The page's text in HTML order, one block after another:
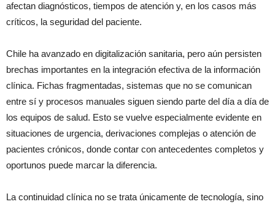
afectan diagnósticos, tiempos de atención y, en los casos más
críticos, la seguridad del paciente.
Chile ha avanzado en digitalización sanitaria, pero aún persisten
brechas importantes en la integración efectiva de la información
clínica. Fichas fragmentadas, sistemas que no se comunican
entre sí y procesos manuales siguen siendo parte del día a día de
los equipos de salud. Esto se vuelve especialmente evidente en
situaciones de urgencia, derivaciones complejas o atención de
pacientes crónicos, donde contar con antecedentes completos y
oportunos puede marcar la diferencia.
La continuidad clínica no se trata únicamente de tecnología, sino